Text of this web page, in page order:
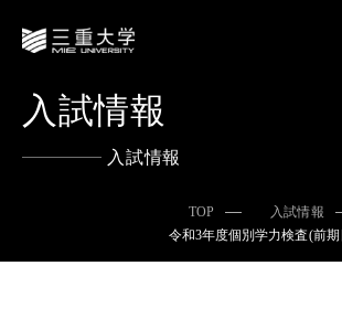
入試情報
入試情報
TOP 入試情報
令和3年度個別学力検査(前